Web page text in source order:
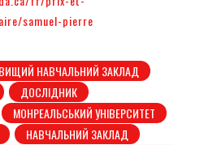
samuel-pierre
ВИЩИЙ НАВЧАЛЬНИЙ ЗАКЛАД
ДОСЛІДНИК
МОНРЕАЛЬСЬКИЙ УНІВЕРСИТЕТ
НАВЧАЛЬНИЙ ЗАКЛАД